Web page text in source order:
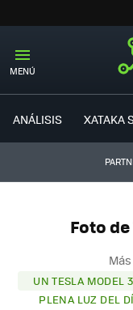
MENÚ
ANÁLISIS XATAKA
Foto
UN TESLA MODEL
PLENA LUZ DEL